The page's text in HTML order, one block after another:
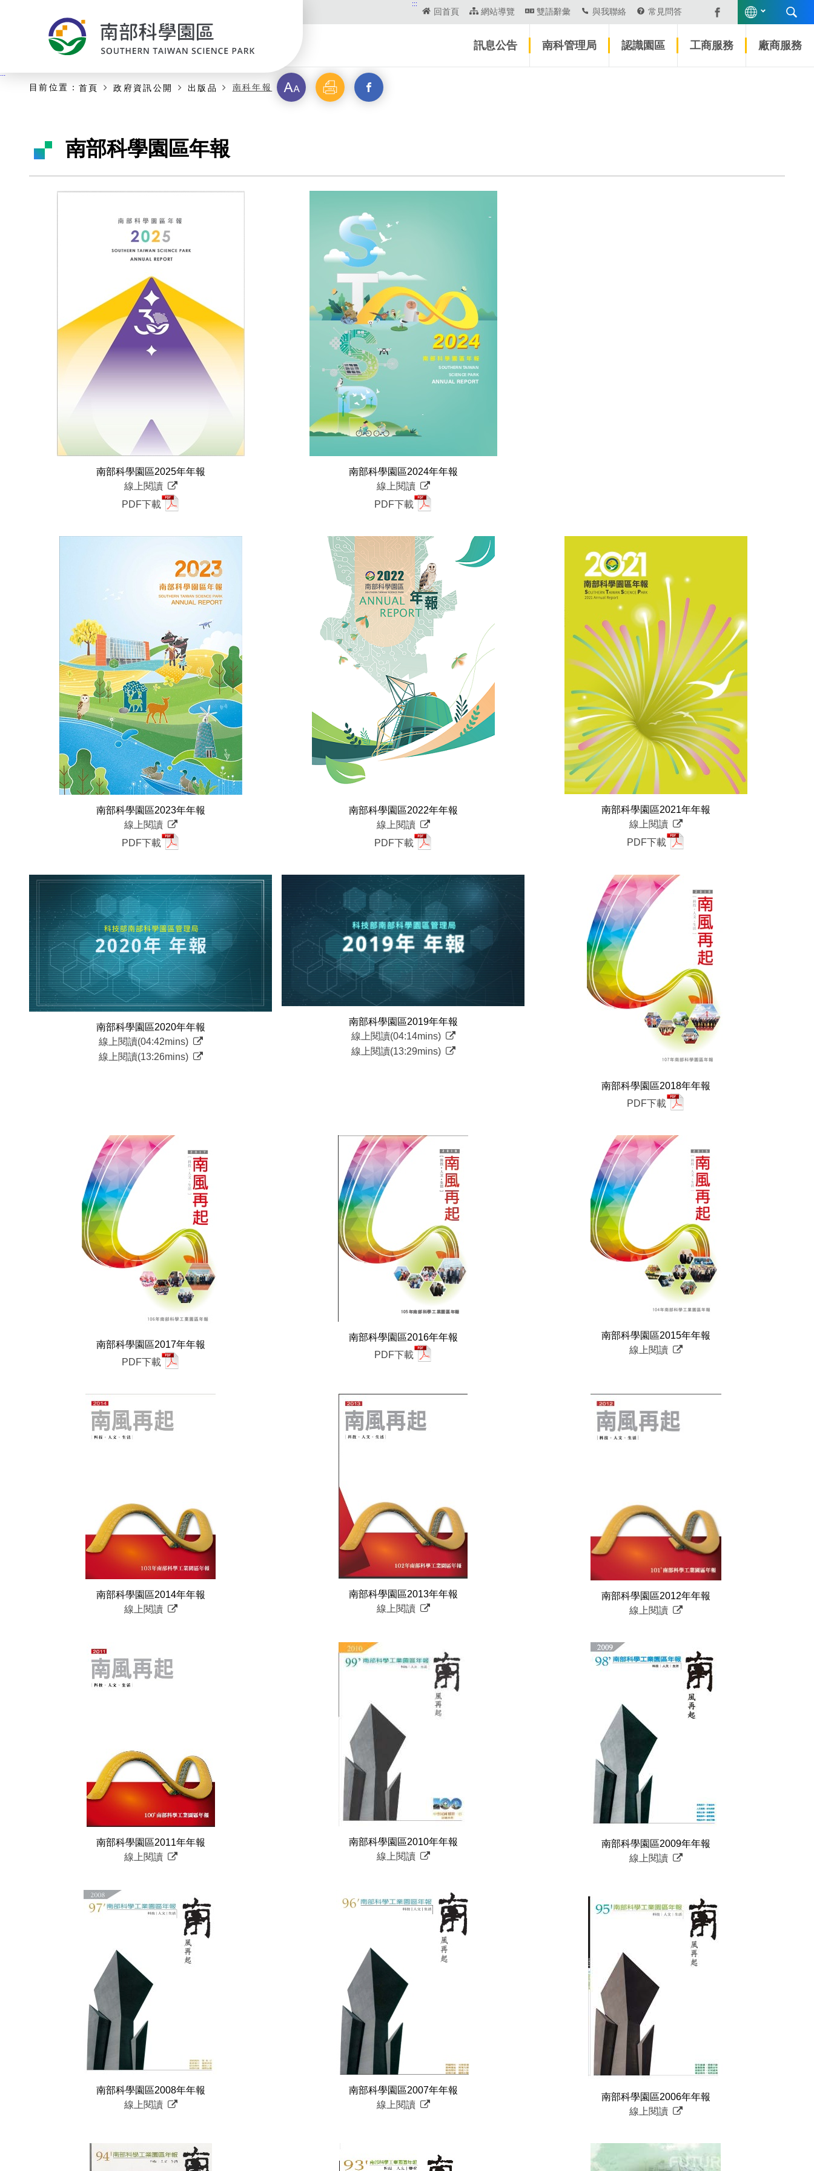
:::
回首頁 網站導覽 雙語辭彙 與我聯絡 常見問答
訊息公告 南科管理局 認識園區 工商服務 廠商服務
主要內容開始
:::
目前位置： 首頁 政府資訊公開 出版品 南科年報 字 列 另
新
窗
_
享
到
Facebook
南部科學園區年報
南部科學園區2025年年報
線上閱讀
PDF下載
南部科學園區2024年年報
線上閱讀
PDF下載
南部科學園區2023年年報
線上閱讀
PDF下載
南部科學園區2022年年報
線上閱讀
PDF下載
南部科學園區2021年年報
線上閱讀
PDF下載
南部科學園區2020年年報
線上閱讀(04:42mins)
線上閱讀(13:26mins)
南部科學園區2019年年報
線上閱讀(04:14mins)
線上閱讀(13:29mins)
南部科學園區2018年年報
PDF下載
南部科學園區2017年年報
PDF下載
南部科學園區2016年年報
PDF下載
南部科學園區2015年年報
線上閱讀
南部科學園區2014年年報
線上閱讀
南部科學園區2013年年報
線上閱讀
南部科學園區2012年年報
線上閱讀
南部科學園區2011年年報
線上閱讀
南部科學園區2010年年報
線上閱讀
南部科學園區2009年年報
線上閱讀
南部科學園區2008年年報
線上閱讀
南部科學園區2007年年報
線上閱讀
南部科學園區2006年年報
線上閱讀